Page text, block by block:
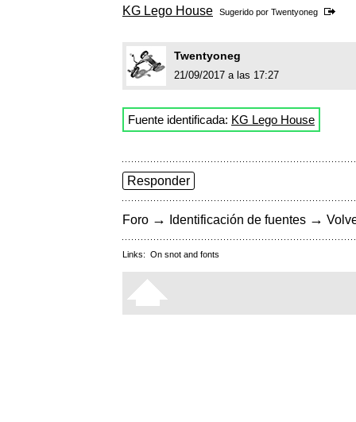
KG Lego House Sugerido por Twentyoneg
Twentyoneg
21/09/2017 a las 17:27
Fuente identificada: KG Lego House
Responder
Foro → Identificación de fuentes →
Links: On snot and fonts